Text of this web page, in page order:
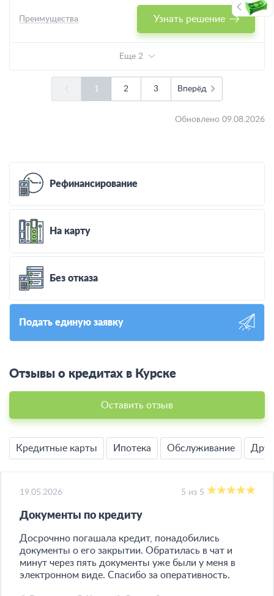
Узнать решение
Преимущества
Еще 2
1 2 3 Вперёд
Обновлено 09.08.2026
Рефинансирование
На карту
Без отказа
Подать единую заявку
Отзывы о кредитах в Курске
Оставить отзыв
Кредитные карты Ипотека Обслуживание
19.05.2026 5 из 5
Документы по кредиту
Досрочнно погашала кредит, понадобились
документы о его закрытии. Обратилась в чат и
минут через пять документы уже были у меня в
электронном виде. Спасибо за оперативность.